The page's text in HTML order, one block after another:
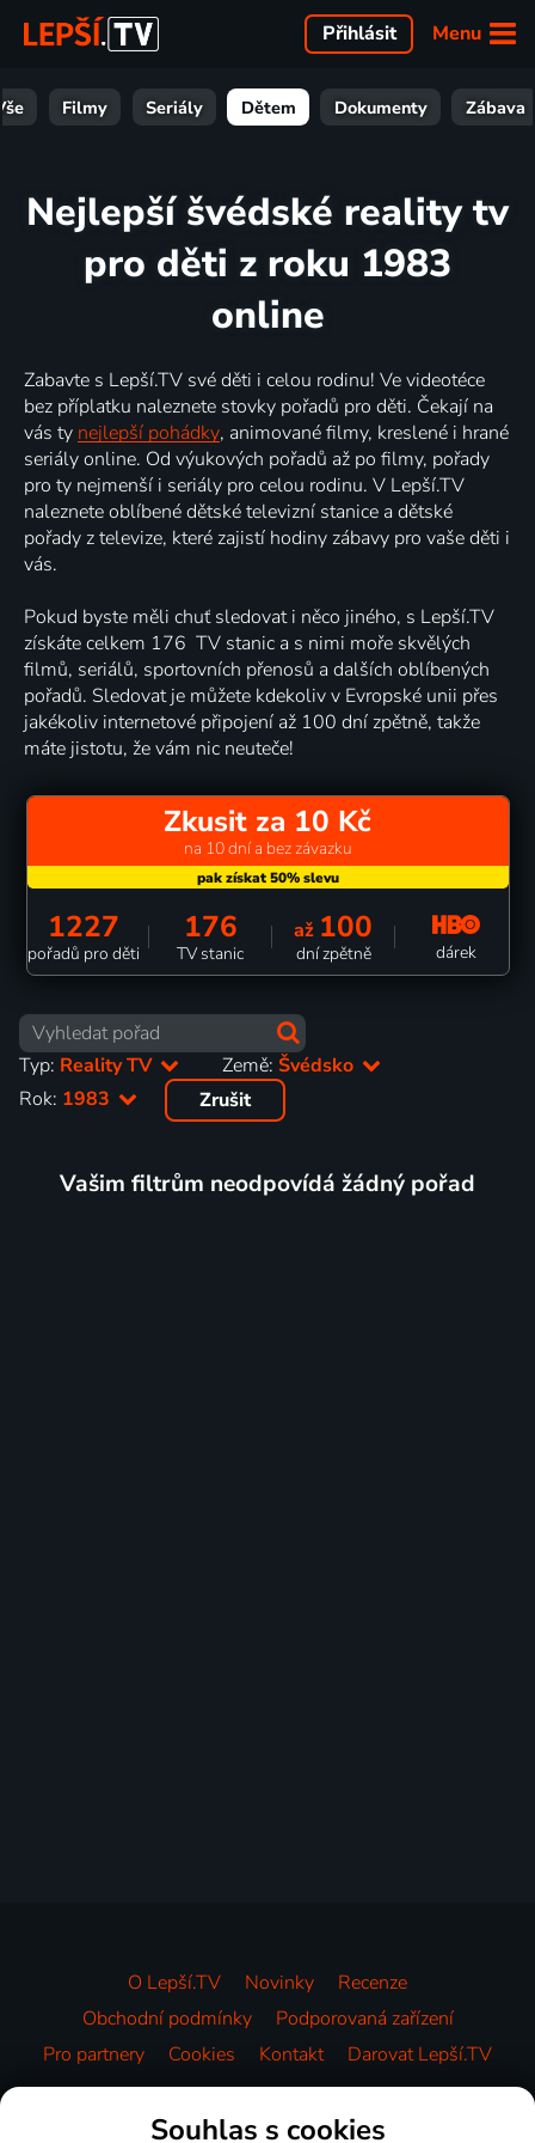
Menu
Přihlásit
Filmy Seriály Dětem Dokumenty Zábava
Nejlepší švédské reality tv
pro děti z roku 1983
online
Zabavte s Lepší.TV své děti i celou rodinu! Ve videotéce
bez příplatku naleznete stovky pořadů pro děti. Čekají na
vás ty nejlepší pohádky, animované filmy, kreslené i hrané
seriály online. Od výukových pořadů až po filmy, pořady
pro ty nejmenší i seriály pro celou rodinu. V Lepší.TV
naleznete oblíbené dětské televizní stanice a dětské
pořady z televize, které zajistí hodiny zábavy pro vaše děti i
vás.
Pokud byste měli chuť sledovat i něco jiného, s Lepší.TV
získáte celkem 176 TV stanic a s nimi moře skvělých
filmů, seriálů, sportovních přenosů a dalších oblíbených
pořadů. Sledovat je můžete kdekoliv v Evropské unii přes
jakékoliv internetové připojení až 100 dní zpětně, takže
máte jistotu, že vám nic neuteče!
Zkusit za 10 Kč
na 10 dní a bez závazku
1227
pořadů pro děti
176
TV stanic
až 100
dní zpětně dárek
Typ: Reality TV Země:Švédsko
Rok: 1983 Zrušit
Vašim filtrům neodpovídá žádný pořad
O Lepší.TV Novinky
Recenze
Obchodní podmínky
Podporovaná zařízení
Pro partnery
Cookies Kontakt Darovat Lepší.TV
Videotéka
Souhlas s cookies